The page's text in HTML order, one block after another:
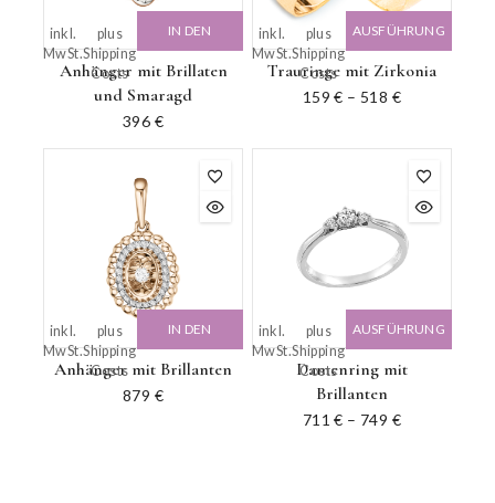
Anhänger mit Brillaten
und Smaragd
396 €
inkl.
MwSt.
plus
Shipping
Costs
IN DEN
Trauringe mit Zirkonia
159€ – 518 €
inkl.
MwSt.
plus
Shipping
Costs
AUSFÜHRUNG
Anhänger mit Brillanten
879 €
inkl.
MwSt.
plus
Shipping
Costs
IN DEN
Damenring mit
Brillanten
711€ – 749 €
inkl.
MwSt.
plus
Shipping
Costs
AUSFÜHRUNG